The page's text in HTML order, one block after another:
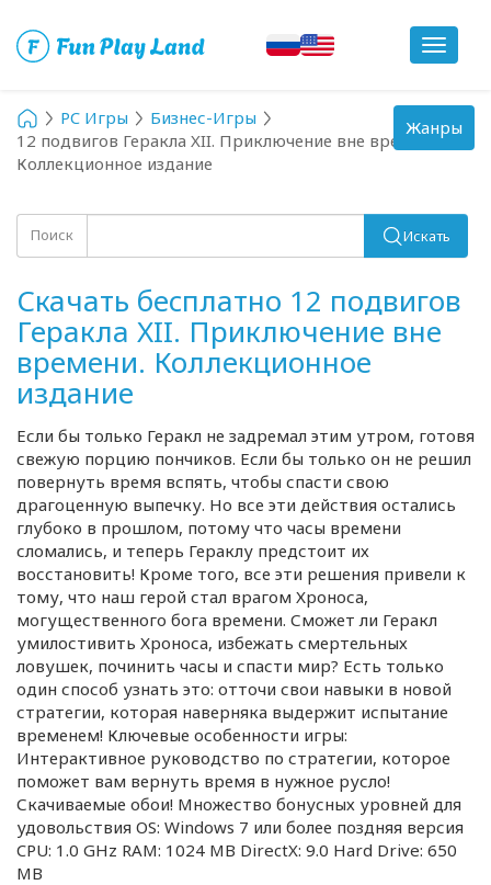
Toggle
PC Игры
Бизнес-Игры
12 подвигов Геракла XII. Приключение вне времени.
Коллекционное издание
Поиск Искать
Скачать бесплатно 12 подвигов
Геракла XII. Приключение вне
времени. Коллекционное
издание
Если бы только Геракл не задремал этим утром, готовя
свежую порцию пончиков. Если бы только он не решил
повернуть время вспять, чтобы спасти свою
драгоценную выпечку. Но все эти действия остались
глубоко в прошлом, потому что часы времени
сломались, и теперь Гераклу предстоит их
восстановить! Кроме того, все эти решения привели к
тому, что наш герой стал врагом Хроноса,
могущественного бога времени. Сможет ли Геракл
умилостивить Хроноса, избежать смертельных
ловушек, починить часы и спасти мир? Есть только
один способ узнать это: отточи свои навыки в новой
стратегии, которая наверняка выдержит испытание
временем! Ключевые особенности игры:
Интерактивное руководство по стратегии, которое
поможет вам вернуть время в нужное русло!
Скачиваемые обои! Множество бонусных уровней для
удовольствия OS: Windows 7 или более поздняя версия
CPU: 1.0 GHz RAM: 1024 MB DirectX: 9.0 Hard Drive: 650
MB
Toggle
navigation
Жанры